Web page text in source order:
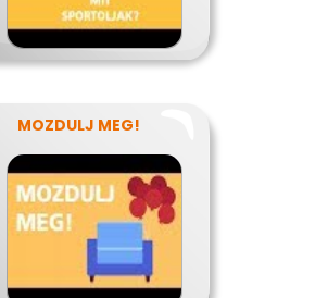
MOZDULJ MEG!